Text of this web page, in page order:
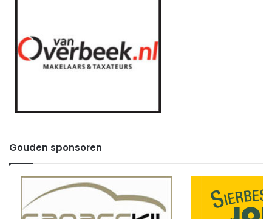
Gouden sponsoren